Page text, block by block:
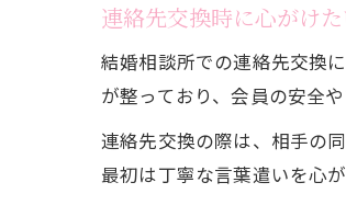
連絡先交換時に心がけ
結婚相談所での連絡先交換
が整っており、会員の安全
連絡先交換の際は、相手の
最初は丁寧な言葉遣いを心